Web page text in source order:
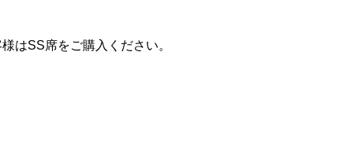
はSS席をご購入ください。